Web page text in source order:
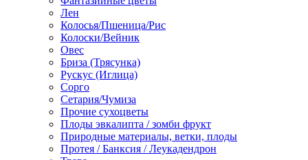
Лен
Колосья/Пшеница/Рис
Колоски/Вейник
Овес
Бриза (Трясунка)
Рускус (Иглица)
Сорго
Сетария/Чумиза
Прочие сухоцветы
Плоды эвкалипта / зомби фрукт
Природные материалы, ветки, плоды
Протея / Банксия / Леукадендрон